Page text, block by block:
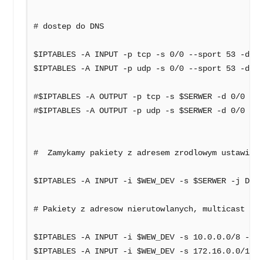
# dostep do DNS
$IPTABLES -A INPUT -p tcp -s 0/0 --sport 53 -d
$IPTABLES -A INPUT -p udp -s 0/0 --sport 53 -d
#$IPTABLES -A OUTPUT -p tcp -s $SERWER -d 0/0
#$IPTABLES -A OUTPUT -p udp -s $SERWER -d 0/0
#  Zamykamy pakiety z adresem zrodlowym
$IPTABLES -A INPUT -i $WEW_DEV -s $SERWER
# Pakiety z adresow nierutowlanych, multicast i
$IPTABLES -A INPUT -i $WEW_DEV -s 10.0.0.0/
$IPTABLES -A INPUT -i $WEW_DEV -s